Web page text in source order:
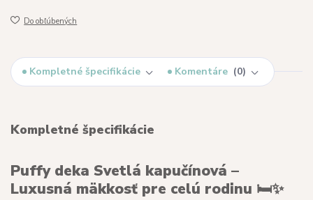
Do obľúbených
Kompletné špecifikácie Komentáre 0
Kompletné špecifikácie
Puffy deka Svetlá kapučínová –
Luxusná mäkkosť pre celú rodinu 🛏️✨